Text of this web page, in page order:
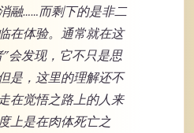
融……而剩下的是非二
在体验。通常就在这
会发现，它不只是思
是，这里的理解还不
在觉悟之路上的人来
上是在肉体死亡之